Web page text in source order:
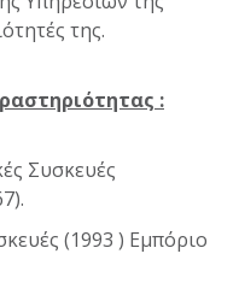
της.
:
Συσκευές
(1993 ) Εμπόριο